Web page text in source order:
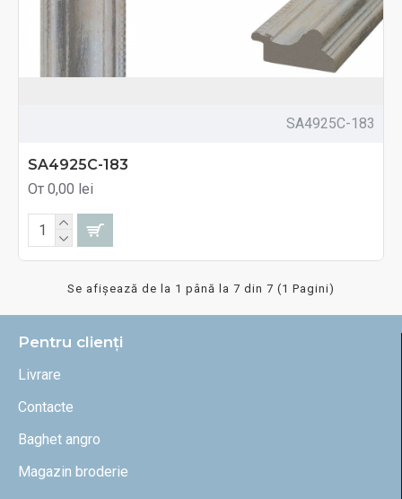
SA4925C-183
SA4925C-183
От 0,00 lei
Se afişează de la 1 până la 7 din 7 (1 Pagini)
Pentru clienți
Livrare
Contacte
Baghet angro
Magazin broderie